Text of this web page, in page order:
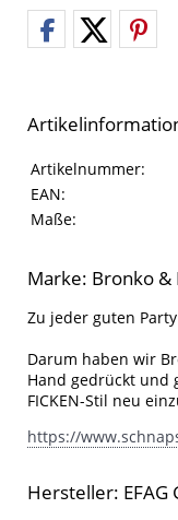
Artikelinformationen
Eigenschaft Wert
Artikelnummer:
EAN:
Maße:
Marke: Bronko &
Zu jeder guten
Darum haben wir
Hand gedrückt und
FICKEN-Stil neu
https://
Hersteller: EFAG